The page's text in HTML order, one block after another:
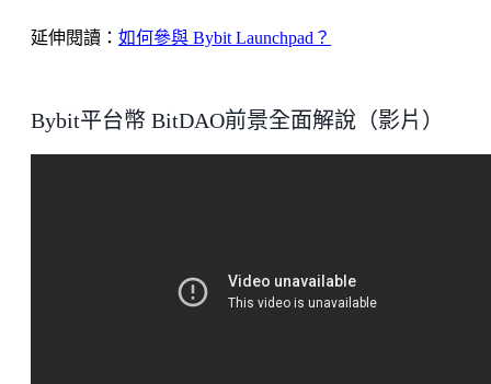
延伸閱讀： 如何參與 Bybit Launchpad？
Bybit平台幣 BitDAO前景全面解說（影片）